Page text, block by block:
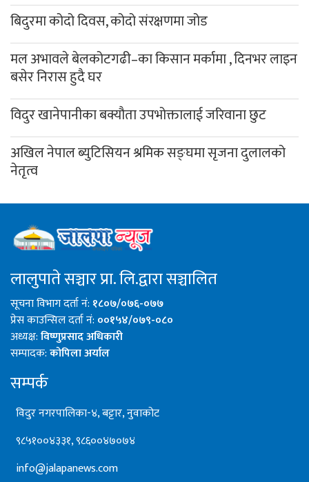
बिदुरमा कोदो दिवस, कोदो संरक्षणमा जोड
मल अभावले बेलकोटगढी–का किसान मर्कामा , दिनभर लाइन
बसेर निरास हुदै घर
विदुर खानेपानीका बक्यौता उपभोक्तालाई जरिवाना छुट
अखिल नेपाल ब्युटिसियन श्रमिक सङ्घमा सृजना दुलालको
नेतृत्व
लालुपाते सञ्चार प्रा. लि.द्वारा सञ्चालित
सूचना विभाग दर्ता नं: १८०७/०७६-०७७
प्रेस काउन्सिल दर्ता नं: ००१५४/०७९-०८०
अध्यक्ष:विष्णुप्रसाद अधिकारी
सम्पादक:कोपिला अर्याल
सम्पर्क
विदुर नगरपालिका-४, बट्टार, नुवाकोट
९८५१००४३३१, ९८६००४७०७४
info@jalapanews.com